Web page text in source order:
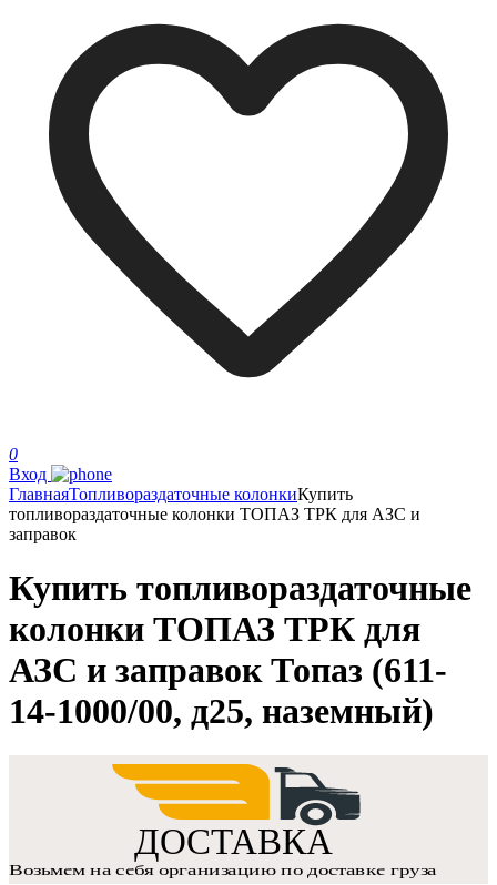
0
Вход
ГлавнаяТопливораздаточные колонкиКупить
топливораздаточные колонки ТОПАЗ ТРК для АЗС и
заправок
Купить топливораздаточные
колонки ТОПАЗ ТРК для
АЗС и заправок Топаз (611-
14-1000/00, д25, наземный)